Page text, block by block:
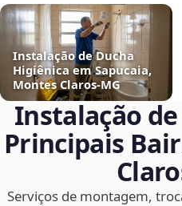
Instalação de Ducha
Higiênica em Sapucaia,
Montes Claros‑MG
Instalação
Principais
Serviços de montagem,